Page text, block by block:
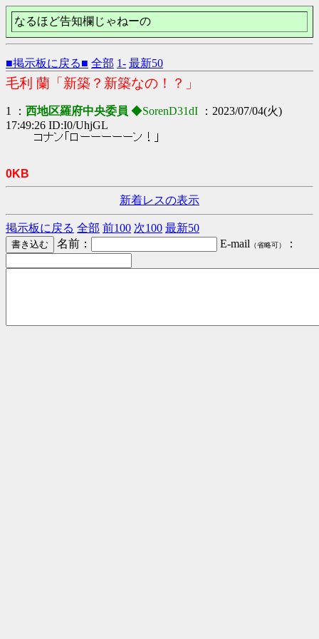
なるほど告知欄じゃねーの
■掲示板に戻る■ 全部 1- 最新50
毛利 蘭「新築？新築なの！？」
1 ： 西地区羅府中央委員 ◆SorenD31dI
：2023/07/04(火)
17:49:26 ID:I0/UhjGL
コナン「ローーーーーン！」
0KB
新着レスの表示
掲示板に戻る 全部 前100 次100 最新50
名前：
E-mail （省略可） ：